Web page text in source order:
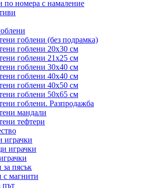
по номера с намаление
гоблени (без подрамка)
гоблени 20x30 см
гоблени 21x25 см
гоблени 30x40 см
гоблени 40x40 см
гоблени 40x50 см
гоблени 50x65 см
гоблени. Разпродажба
мандали
тефтери
играчки
играчки
за пясък
с магнити
път